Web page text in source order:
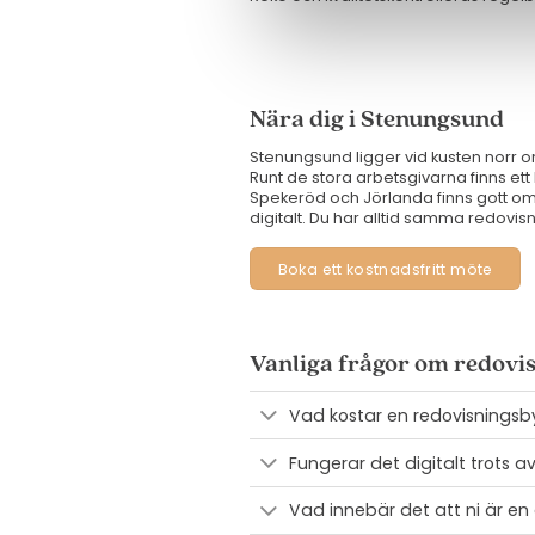
Nära dig i Stenungsund
Stenungsund ligger vid kusten norr
Runt de stora arbetsgivarna finns
Spekeröd och Jörlanda finns gott
digitalt. Du har alltid samma
Boka ett kostnadsfritt möte
Vanliga frågor om
Vad kostar en
Fungerar det digitalt trots
Vad innebär det att ni är en